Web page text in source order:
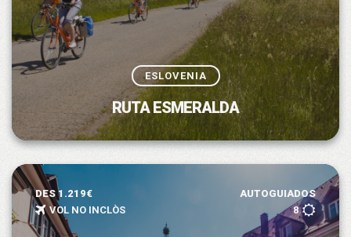
ESLOVENIA
RUTA ESMERALDA
DES 1.219€
AUTOGUIADOS
VOL NO INCLÒS
8